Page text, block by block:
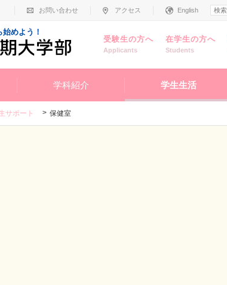
めよう！
お問い合わせ アクセス English
受験生の方へ
Applicants
在学生の方へ
Students
学科紹介 学生生活
サポート 保健室